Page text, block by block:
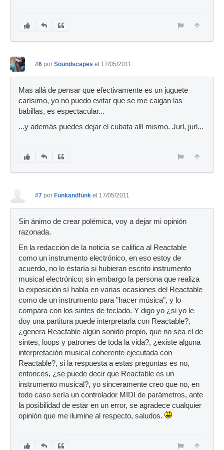
#6 por Soundscapes el 17/05/2011
Mas allá de pensar que efectivamente es un juguete
carísimo, yo no puedo evitar que se me caigan las
babillas, es espectacular...
...y además puedes dejar el cubata allí mismo. Jurl, jurl...
#7 por Funkandfunk el 17/05/2011
Sin ánimo de crear polémica, voy a dejar mi opinión
razonada.
En la redacción de la noticia se califica al Reactable
como un instrumento electrónico, en eso estoy de
acuerdo, no lo estaría si hubieran escrito instrumento
musical electrónico; sin embargo la persona que realiza
la exposición sí habla en varias ocasiones del Reactable
como de un instrumento para "hacer música", y lo
compara con los sintes de teclado. Y digo yo ¿si yo le
doy una partitura puede interpretarla con Reactable?,
¿genera Reactable algún sonido propio, que no sea el de
sintes, loops y patrones de toda la vida?, ¿existe alguna
interpretación musical coherente ejecutada con
Reactable?, si la respuesta a estas preguntas es no,
entonces, ¿se puede decir que Reactable es un
instrumento musical?, yo sinceramente creo que no, en
todo caso sería un controlador MIDI de parámetros, ante
la posibilidad de estar en un error, se agradece cualquier
opinión que me ilumine al respecto, saludos.